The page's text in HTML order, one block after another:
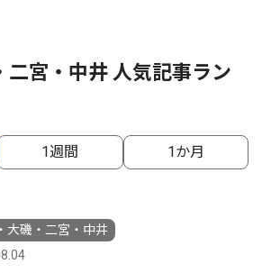
二宮・中井 人気記事ラン
1週間 1か月
大磯・二宮・中井